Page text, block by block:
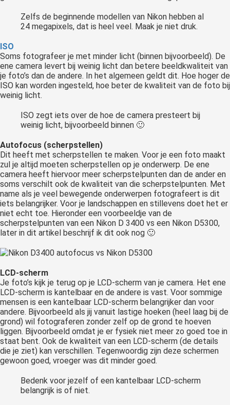
Zelfs de beginnende modellen van Nikon hebben al
24 megapixels, dat is heel veel. Maak je niet druk.
ISO
Soms fotografeer je met minder licht (binnen bijvoorbeeld). De
ene camera levert bij weinig licht dan betere beeldkwaliteit van
je foto’s dan de andere. In het algemeen geldt dit. Hoe hoger de
ISO kan worden ingesteld, hoe beter de kwaliteit van de foto bij
weinig licht.
ISO zegt iets over de hoe de camera presteert bij
weinig licht, bijvoorbeeld binnen 🙂
Autofocus (scherpstellen)
Dit heeft met scherpstellen te maken. Voor je een foto maakt
zul je altijd moeten scherpstellen op je onderwerp. De ene
camera heeft hiervoor meer scherpstelpunten dan de ander en
soms verschilt ook de kwaliteit van die scherpstelpunten. Met
name als je veel bewegende onderwerpen fotografeert is dit
iets belangrijker. Voor je landschappen en stillevens doet het er
niet echt toe. Hieronder een voorbeeldje van de
scherpstelpunten van een Nikon D 3400 vs een Nikon D5300,
later in dit artikel beschrijf ik dit ook nog 🙂
LCD-scherm
Je foto’s kijk je terug op je LCD-scherm van je camera. Het ene
LCD-scherm is kantelbaar en de andere is vast. Voor sommige
mensen is een kantelbaar LCD-scherm belangrijker dan voor
andere. Bijvoorbeeld als jij vanuit lastige hoeken (heel laag bij de
grond) wil fotograferen zonder zelf op de grond te hoeven
liggen. Bijvoorbeeld omdat je er fysiek niet meer zo goed toe in
staat bent. Ook de kwaliteit van een LCD-scherm (de details
die je ziet) kan verschillen. Tegenwoordig zijn deze schermen
gewoon goed, vroeger was dit minder goed.
Bedenk voor jezelf of een kantelbaar LCD-scherm
belangrijk is of niet.